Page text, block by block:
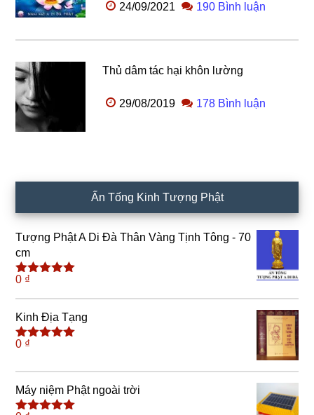
24/09/2021 190 Bình luận
Thủ dâm tác hại khôn lường
29/08/2019 178 Bình luận
Ấn Tống Kinh Tượng Phật
Tượng Phật A Di Đà Thân Vàng Tịnh Tông - 70
cm
Được xếp
0 ₫
Kinh Địa Tạng
Được xếp
sao
0 ₫
Máy niệm Phật ngoài trời